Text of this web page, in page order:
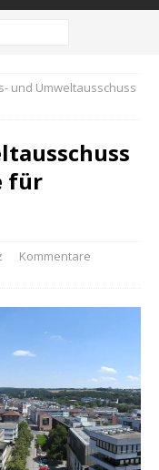
und Umweltausschuss
für
Kommentare